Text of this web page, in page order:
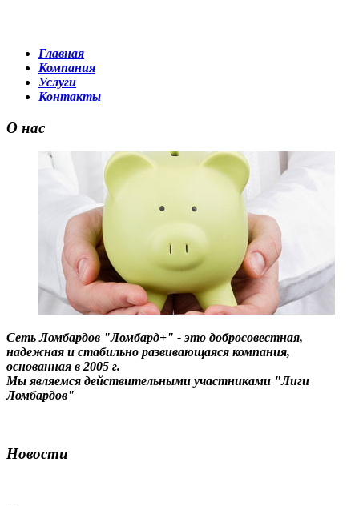
Главная
Компания
Услуги
Контакты
О нас
Сеть Ломбардов "Ломбард+" - это добросовестная,
надежная и стабильно развивающаяся компания,
основанная в 2005 г.
Мы являемся действительными участниками "Лиги
Ломбардов"
Новости